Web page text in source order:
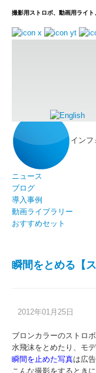
撮影用ストロボ、動画用ライ
インフ
ニュース
ブログ
導入事例
動画ライブラリー
おすすめセット
瞬間をとめる【
2012年01月25日
ブロンカラーのストロ
水飛沫をとめたり、モ
瞬間を止めた写真は広
こんな撮影をするとき